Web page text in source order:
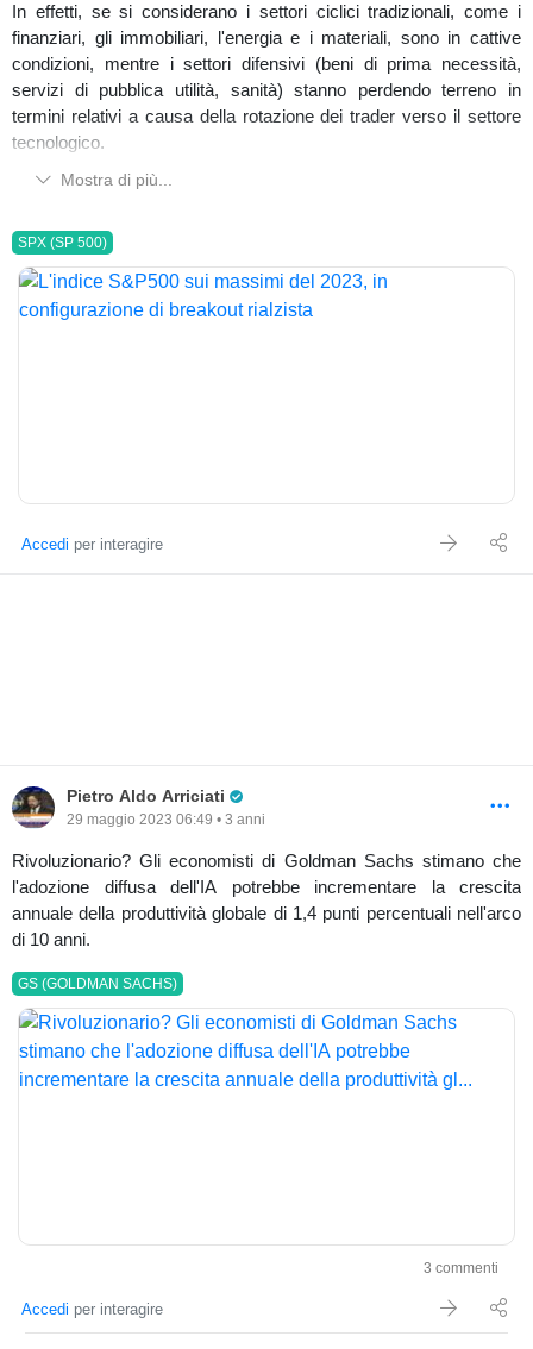
In effetti, se si considerano i settori ciclici tradizionali, come i
finanziari, gli immobiliari, l'energia e i materiali, sono in cattive
condizioni, mentre i settori difensivi (beni di prima necessità,
servizi di pubblica utilità, sanità) stanno perdendo terreno in
termini relativi a causa della rotazione dei trader verso il settore
tecnologico.
Mostra di più...
SPX (SP 500)
Accedi per interagire
Pietro Aldo Arriciati
29 maggio 2023 06:49 • 3 anni
Rivoluzionario? Gli economisti di Goldman Sachs stimano che
l'adozione diffusa dell'IA potrebbe incrementare la crescita
annuale della produttività globale di 1,4 punti percentuali nell'arco
di 10 anni.
GS (GOLDMAN SACHS)
3 commenti
Accedi per interagire